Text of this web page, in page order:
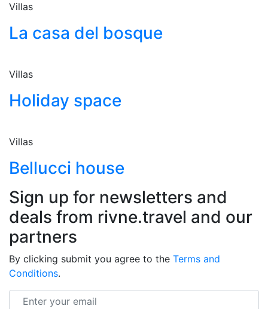
Villas
La casa del bosque
Villas
Holiday space
Villas
Bellucci house
Sign up for newsletters and
deals from rivne.travel and our
partners
By clicking submit you agree to the Terms and
Conditions.
Email